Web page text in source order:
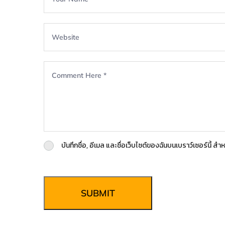
บันทึกชื่อ, อีเมล และชื่อเว็บไซต์ของฉันบนเบราว์เซอร์นี้ ส
SUBMIT